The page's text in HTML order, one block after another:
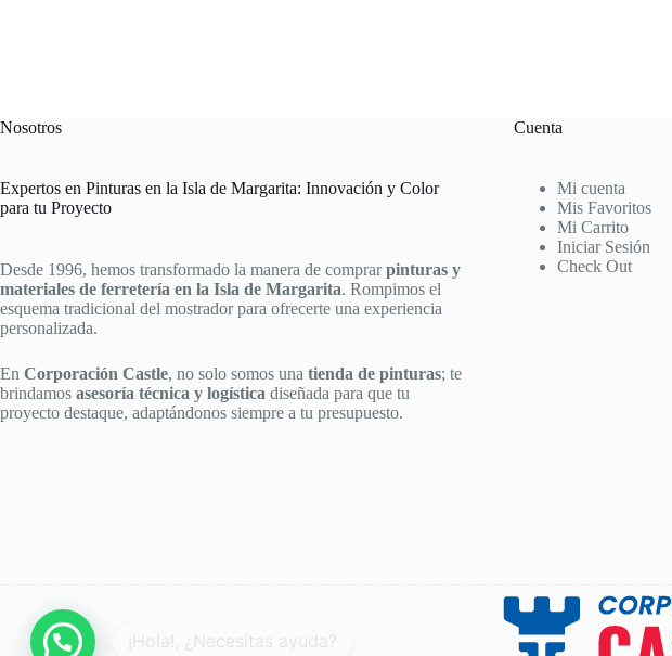
Nosotros
Expertos en Pinturas en la Isla de Margarita: Innovación y Color
para tu Proyecto
Desde 1996, hemos transformado la manera de comprarpinturas y
materiales de ferretería en la Isla de Margarita. Rompimos el
esquema tradicional del mostrador para ofrecerte una experiencia
personalizada.
En Corporación Castle, no solo somos una tienda de pinturas; te
brindamos asesoría técnica y logística diseñada para que tu
proyecto destaque, adaptándonos siempre a tu presupuesto.
Cuenta
Mi cuenta
Mis Favoritos
Mi Carrito
Iniciar Sesión
Check Out